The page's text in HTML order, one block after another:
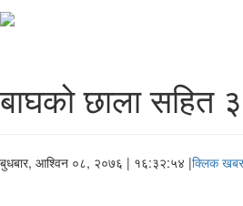
बाघको छाला सहित
बुधबार, आश्विन ०८, २०७६ | १६:३२:५४ |क्लिक खबर